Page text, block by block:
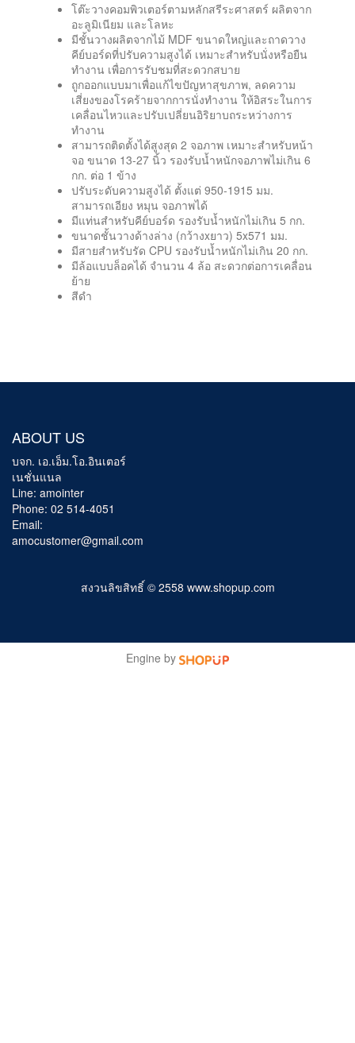
โต๊ะวางคอมพิวเตอร์ตามหลักสรีระศาสตร์ ผลิตจาก
อะลูมิเนียม และโลหะ
มีชั้นวางผลิตจากไม้ MDF ขนาดใหญ่และถาดวาง
คีย์บอร์ดที่ปรับความสูงได้ เหมาะสำหรับนั่งหรือยืน
ทำงาน เพื่อการรับชมที่สะดวกสบาย
ถูกออกแบบมาเพื่อแก้ไขปัญหาสุขภาพ, ลดความ
เสี่ยงของโรคร้ายจากการนั่งทำงาน ให้อิสระในการ
เคลื่อนไหวและปรับเปลี่ยนอิริยาบถระหว่างการ
ทำงาน
สามารถติดตั้งได้สูงสุด 2 จอภาพ เหมาะสำหรับหน้า
จอ ขนาด 13-27 นิ้ว รองรับน้ำหนักจอภาพไม่เกิน 6
กก. ต่อ 1 ข้าง
ปรับระดับความสูงได้ ตั้งแต่ 950-1915 มม.
สามารถเอียง หมุน จอภาพได้
มีแท่นสำหรับคีย์บอร์ด รองรับน้ำหนักไม่เกิน 5 กก.
ขนาดชั้นวางด้างล่าง (กว้างxยาว) 5x571 มม.
มีสายสำหรับรัด CPU รองรับน้ำหนักไม่เกิน 20 กก.
มีล้อแบบล็อคได้ จำนวน 4 ล้อ สะดวกต่อการเคลื่อน
ย้าย
สีดำ
ABOUT US
บจก. เอ.เอ็ม.โอ.อินเตอร์
เนชั่นแนล
Line: amointer
Phone: 02 514-4051
Email:
amocustomer@gmail.com
สงวนลิขสิทธิ์ © 2558 www.shopup.com
Engine by